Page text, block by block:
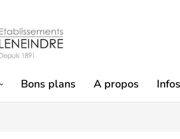
Bons plans A propos